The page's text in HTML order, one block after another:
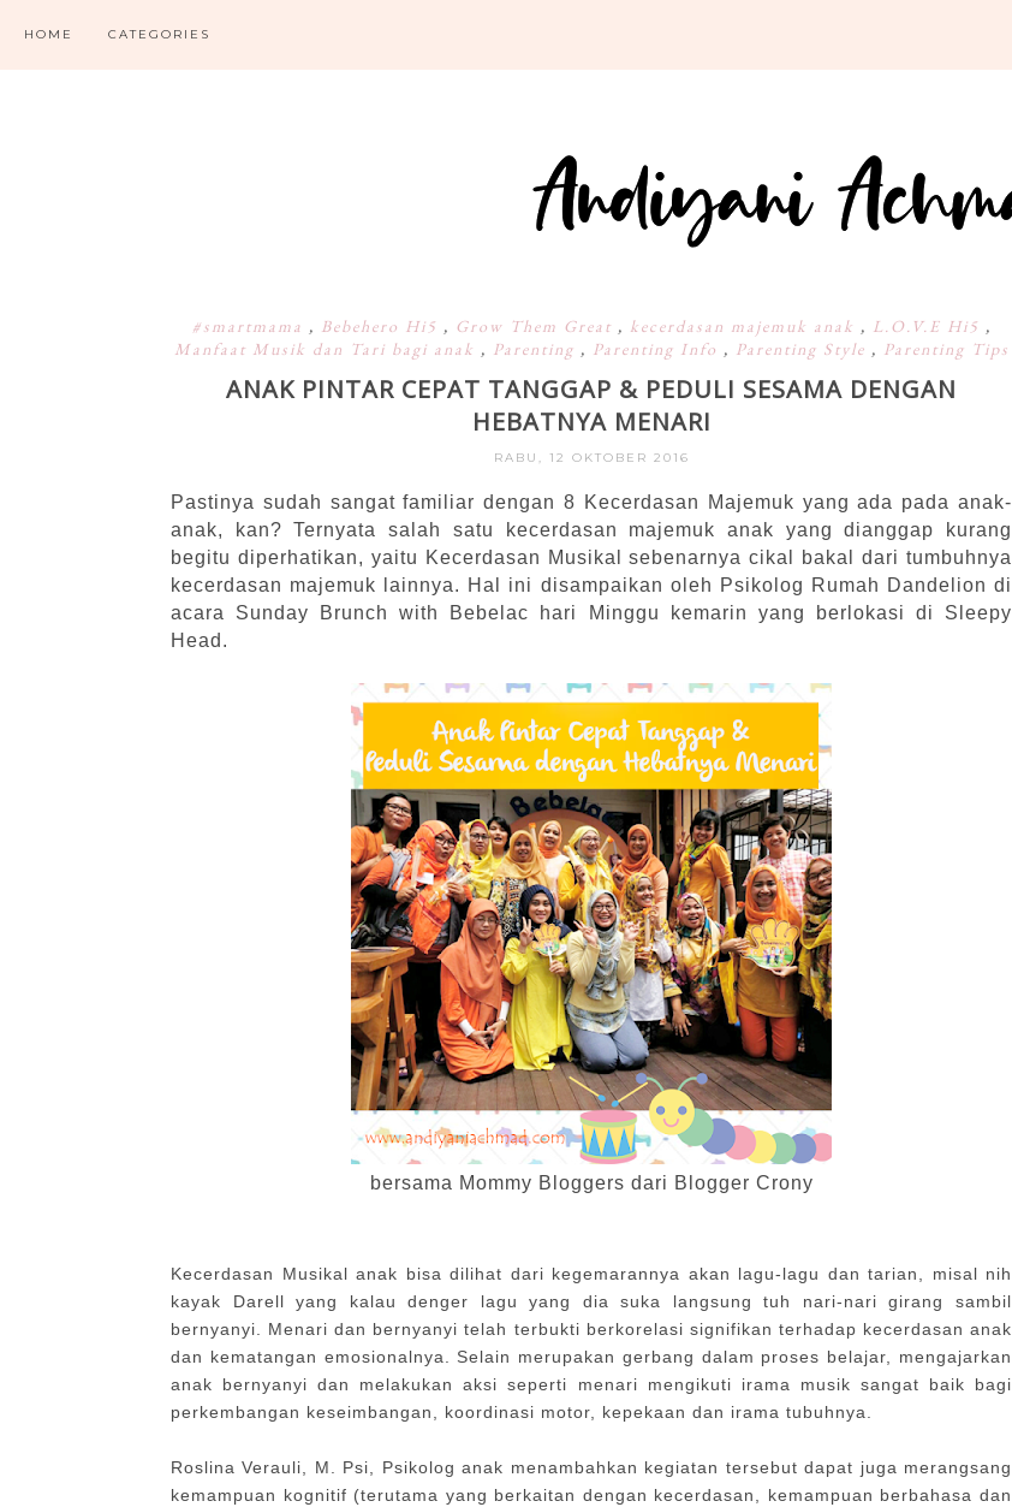
HOME CATEGORIES
#smartmama , Bebehero Hi5 , Grow Them Great , kecerdasan majemuk anak , L.O.V.E Hi5 ,
Manfaat Musik dan Tari bagi anak , Parenting , Parenting Info , Parenting Style , Parenting Tips
ANAK PINTAR CEPAT TANGGAP & PEDULI SESAMA DENGAN
HEBATNYA MENARI
RABU, 12 OKTOBER 2016
Pastinya sudah sangat familiar dengan 8 Kecerdasan Majemuk yang ada pada anak-
anak, kan? Ternyata salah satu kecerdasan majemuk anak yang dianggap kurang
begitu diperhatikan, yaitu Kecerdasan Musikal sebenarnya cikal bakal dari tumbuhnya
kecerdasan majemuk lainnya. Hal ini disampaikan oleh Psikolog Rumah Dandelion di
acara Sunday Brunch with Bebelac hari Minggu kemarin yang berlokasi di Sleepy
Head.
bersama Mommy Bloggers dari Blogger Crony
Kecerdasan Musikal anak bisa dilihat dari kegemarannya akan lagu-lagu dan tarian, misal nih
kayak Darell yang kalau denger lagu yang dia suka langsung tuh nari-nari girang sambil
bernyanyi. Menari dan bernyanyi telah terbukti berkorelasi signifikan terhadap kecerdasan anak
dan kematangan emosionalnya. Selain merupakan gerbang dalam proses belajar, mengajarkan
anak bernyanyi dan melakukan aksi seperti menari mengikuti irama musik sangat baik bagi
perkembangan keseimbangan, koordinasi motor, kepekaan dan irama tubuhnya.
Roslina Verauli, M. Psi, Psikolog anak menambahkan kegiatan tersebut dapat juga merangsang
kemampuan kognitif (terutama yang berkaitan dengan kecerdasan, kemampuan berbahasa dan